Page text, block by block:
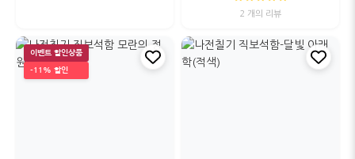
2 개의 리뷰
이벤트 할인상품
-11% 할인